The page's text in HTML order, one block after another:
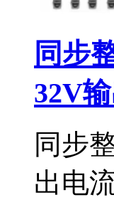
同步
32V
同步
出电